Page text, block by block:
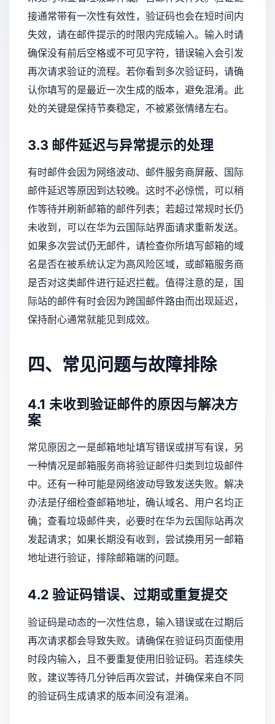
接通常带有一次性有效性，验证码也会在短时间内
失效，请在邮件提示的时限内完成输入。输入时请
确保没有前后空格或不可见字符，错误输入会引发
再次请求验证的流程。若你看到多次验证码，请确
认你填写的是最近一次生成的版本，避免混淆。此
处的关键是保持节奏稳定，不被紧张情绪左右。
3.3 邮件延迟与异常提示的处理
有时邮件会因为网络波动、邮件服务商屏蔽、国际
邮件延迟等原因到达较晚。这时不必惊慌，可以稍
作等待并刷新邮箱的邮件列表；若超过常规时长仍
未收到，可以在华为云国际站界面请求重新发送。
如果多次尝试仍无邮件，请检查你所填写邮箱的域
名是否在被系统认定为高风险区域，或邮箱服务商
是否对这类邮件进行延迟拦截。值得注意的是，国
际站的邮件有时会因为跨国邮件路由而出现延迟，
保持耐心通常就能见到成效。
四、常见问题与故障排除
4.1 未收到验证邮件的原因与解决方
案
常见原因之一是邮箱地址填写错误或拼写有误，另
一种情况是邮箱服务商将验证邮件归类到垃圾邮件
中。还有一种可能是网络波动导致发送失败。解决
办法是仔细检查邮箱地址，确认域名、用户名均正
确；查看垃圾邮件夹，必要时在华为云国际站再次
发起请求；如果长期没有收到，尝试换用另一邮箱
地址进行验证，排除邮箱端的问题。
4.2 验证码错误、过期或重复提交
验证码是动态的一次性信息，输入错误或在过期后
再次请求都会导致失败。请确保在验证码页面使用
时段内输入，且不要重复使用旧验证码。若连续失
败，建议等待几分钟后再次尝试，并确保来自不同
的验证码生成请求的版本间没有混淆。